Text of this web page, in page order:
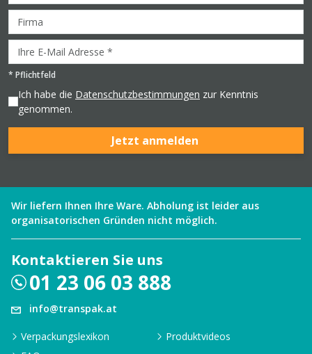
* Pflichtfeld
Ich habe die Datenschutzbestimmungen zur Kenntnis
genommen.
Jetzt anmelden
Wir liefern Ihnen Ihre Ware. Abholung ist leider aus
organisatorischen Gründen nicht möglich.
Kontaktieren Sie uns
01 23 06 03 888
info@transpak.at
Verpackungslexikon
Produktvideos